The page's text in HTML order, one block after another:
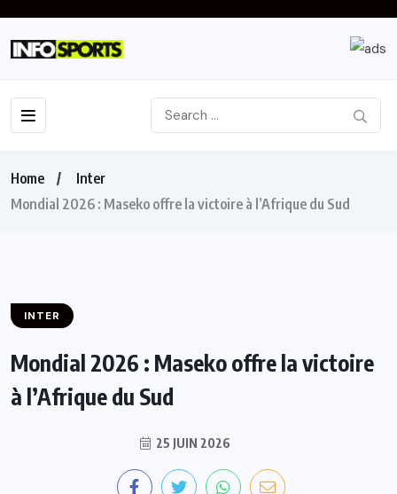
Home
Inter
Mondial 2026 : Maseko offre la victoire à l’Afrique du Sud
INTER
Mondial 2026 : Maseko offre la victoire
à l’Afrique du Sud
25 JUIN 2026